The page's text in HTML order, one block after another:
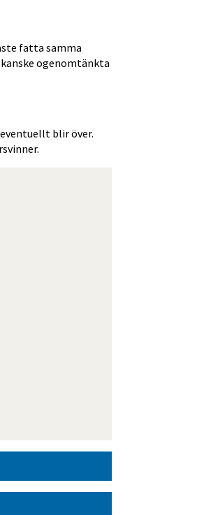
fatta samma
ogenomtänkta
blir över.